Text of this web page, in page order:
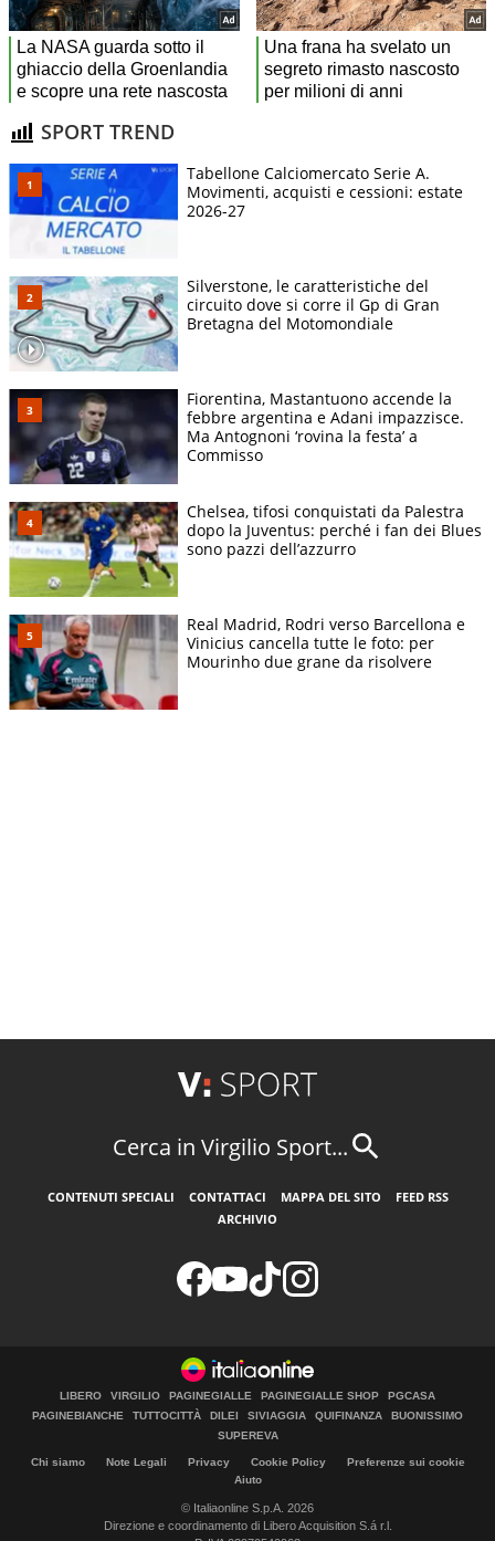
SPORT TREND
Tabellone Calciomercato Serie A.
Movimenti, acquisti e cessioni: estate
2026-27
Silverstone, le caratteristiche del
circuito dove si corre il Gp di Gran
Bretagna del Motomondiale
Fiorentina, Mastantuono accende la
febbre argentina e Adani impazzisce.
Ma Antognoni ‘rovina la festa’ a
Commisso
Chelsea, tifosi conquistati da Palestra
dopo la Juventus: perché i fan dei Blues
sono pazzi dell’azzurro
Real Madrid, Rodri verso Barcellona e
Vinicius cancella tutte le foto: per
Mourinho due grane da risolvere
Cerca in Virgilio Sport...
CONTENUTI SPECIALI CONTATTACI MAPPA DEL SITO
FEED RSS
ARCHIVIO
LIBERO VIRGILIO PAGINEGIALLE PAGINEGIALLE SHOP
PGCASA
PAGINEBIANCHE
TUTTOCITTÀ DILEI SIVIAGGIA QUIFINANZA
BUONISSIMO
SUPEREVA
Chi siamo Note Legali Privacy Cookie Policy
Preferenze sui cookie
Aiuto
© Italiaonline S.p.A. 2026
Direzione e coordinamento di Libero Acquisition S.á r.l.